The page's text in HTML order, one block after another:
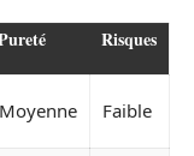
Risques
Moyenne Faible